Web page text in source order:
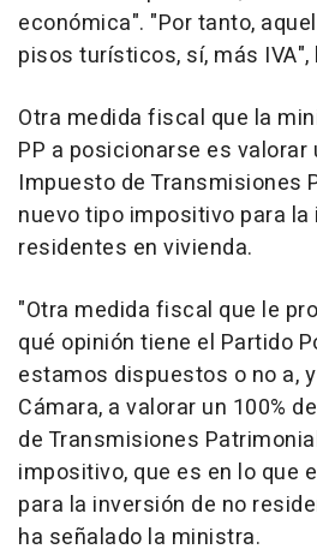
económica". "Por tanto,
pisos turísticos, sí, más
Otra medida fiscal que la
PP a posicionarse es valorar
Impuesto de Transmisiones
nuevo tipo impositivo para la
residentes en vivienda.
"Otra medida fiscal que le
qué opinión tiene el Partido
estamos dispuestos o no a,
Cámara, a valorar un 100%
de Transmisiones
impositivo, que es en lo que
para la inversión de no
ha señalado la ministra.